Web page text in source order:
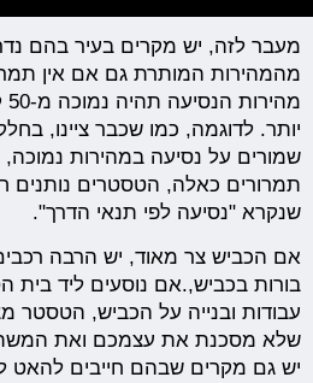
מעבר לזה, יש מקרים בעיר בהם
מהמהירות המותרת גם אם אין
יותר. לדוגמה, כמו שכבר ציינו,
שמורים על נסיעה במהירות נמוכה,
תמרורים כאלה, הטסטרים נותנים
שנקרא "נסיעה לפי תנאי הדרך".
אם הכביש צר מאוד, יש הרבה
בורות בכביש,.אם נוסעים ליד בית
עבודות ובנייה על הכביש, הטסטר
שלא מסכנת את עצמכם ואת
יש גם מקרים שבהם חייבים להאט